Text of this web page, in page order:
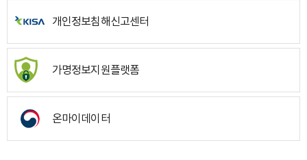
개인정보침해신고센터
가명정보지원플랫폼
온마이데이터